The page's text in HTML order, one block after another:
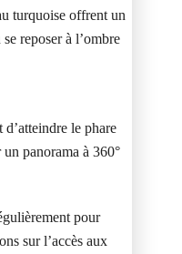
turquoise offrent un
reposer à l’ombre
le phare
panorama à 360°
pour
sur l’accès aux